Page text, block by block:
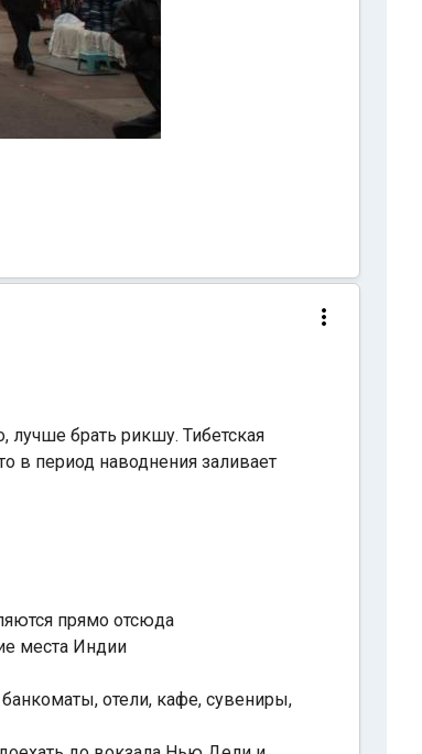
брать рикшу. Тибетская
в период наводнения заливает
прямо отсюда
места Индии
отели, кафе, сувениры,